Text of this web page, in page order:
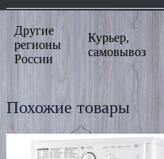
Другие
регионы
России
Курьер,
самовывоз
Похожие товары